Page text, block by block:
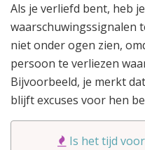
Als je verliefd bent, heb
waarschuwingssignalen
niet onder ogen zien,
persoon te verliezen
Bijvoorbeeld, je merkt
blijft excuses voor hen
Is het tijd